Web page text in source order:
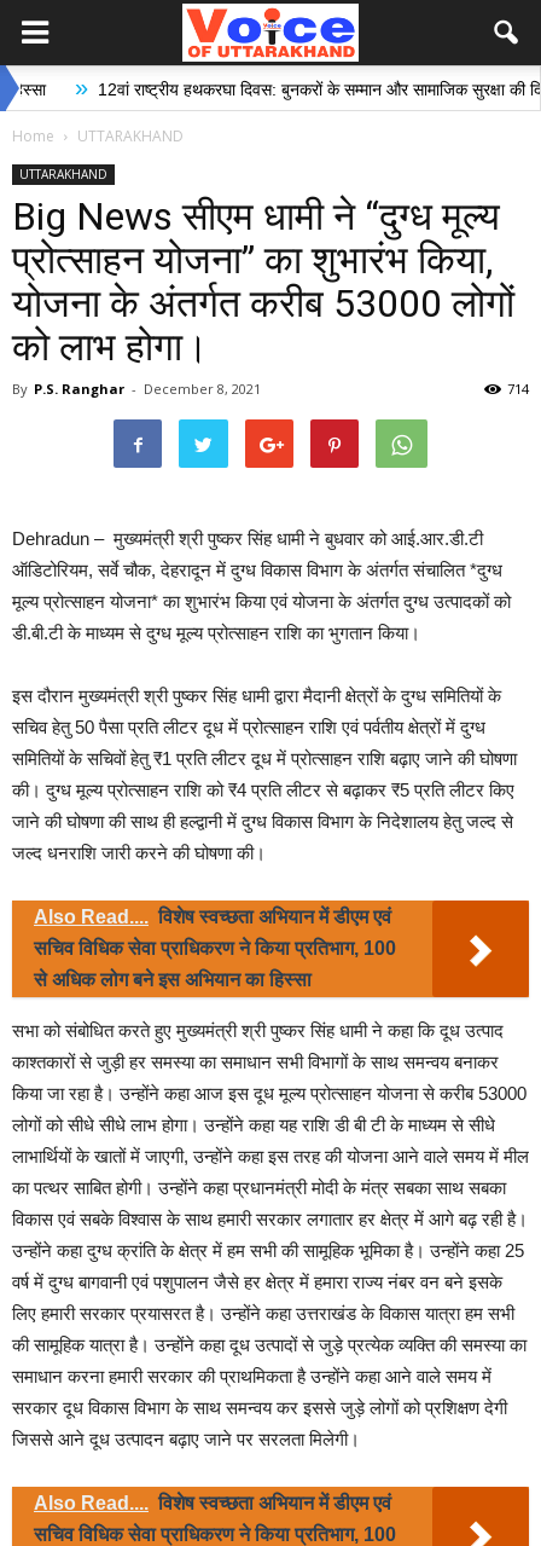
» 12वां राष्ट्रीय हथकरघा दिवस: बुनकरों के सम्मान और सामाजिक सुरक्षा की दिशा में
Home UTTARAKHAND
UTTARAKHAND
Big News सीएम धामी ने “दुग्ध मूल्य
प्रोत्साहन योजना” का शुभारंभ किया,
योजना के अंतर्गत करीब 53000 लोगों
को लाभ होगा।
By P.S. Ranghar - December 8, 2021 714
Dehradun – मुख्यमंत्री श्री पुष्कर सिंह धामी ने बुधवार को आई.आर.डी.टी
ऑडिटोरियम, सर्वे चौक, देहरादून में दुग्ध विकास विभाग के अंतर्गत संचालित *दुग्ध
मूल्य प्रोत्साहन योजना* का शुभारंभ किया एवं योजना के अंतर्गत दुग्ध उत्पादकों को
डी.बी.टी के माध्यम से दुग्ध मूल्य प्रोत्साहन राशि का भुगतान किया।
इस दौरान मुख्यमंत्री श्री पुष्कर सिंह धामी द्वारा मैदानी क्षेत्रों के दुग्ध समितियों के
सचिव हेतु 50 पैसा प्रति लीटर दूध में प्रोत्साहन राशि एवं पर्वतीय क्षेत्रों में दुग्ध
समितियों के सचिवों हेतु ₹1 प्रति लीटर दूध में प्रोत्साहन राशि बढ़ाए जाने की घोषणा
की। दुग्ध मूल्य प्रोत्साहन राशि को ₹4 प्रति लीटर से बढ़ाकर ₹5 प्रति लीटर किए
जाने की घोषणा की साथ ही हल्द्वानी में दुग्ध विकास विभाग के निदेशालय हेतु जल्द से
जल्द धनराशि जारी करने की घोषणा की।
Also Read.... विशेष स्वच्छता अभियान में डीएम एवं
सचिव विधिक सेवा प्राधिकरण ने किया प्रतिभाग, 100
से अधिक लोग बने इस अभियान का हिस्सा
सभा को संबोधित करते हुए मुख्यमंत्री श्री पुष्कर सिंह धामी ने कहा कि दूध उत्पाद
काश्तकारों से जुड़ी हर समस्या का समाधान सभी विभागों के साथ समन्वय बनाकर
किया जा रहा है। उन्होंने कहा आज इस दूध मूल्य प्रोत्साहन योजना से करीब 53000
लोगों को सीधे सीधे लाभ होगा। उन्होंने कहा यह राशि डी बी टी के माध्यम से सीधे
लाभार्थियों के खातों में जाएगी, उन्होंने कहा इस तरह की योजना आने वाले समय में मील
का पत्थर साबित होगी। उन्होंने कहा प्रधानमंत्री मोदी के मंत्र सबका साथ सबका
विकास एवं सबके विश्वास के साथ हमारी सरकार लगातार हर क्षेत्र में आगे बढ़ रही है।
उन्होंने कहा दुग्ध क्रांति के क्षेत्र में हम सभी की सामूहिक भूमिका है। उन्होंने कहा 25
वर्ष में दुग्ध बागवानी एवं पशुपालन जैसे हर क्षेत्र में हमारा राज्य नंबर वन बने इसके
लिए हमारी सरकार प्रयासरत है। उन्होंने कहा उत्तराखंड के विकास यात्रा हम सभी
की सामूहिक यात्रा है। उन्होंने कहा दूध उत्पादों से जुड़े प्रत्येक व्यक्ति की समस्या का
समाधान करना हमारी सरकार की प्राथमिकता है उन्होंने कहा आने वाले समय में
सरकार दूध विकास विभाग के साथ समन्वय कर इससे जुड़े लोगों को प्रशिक्षण देगी
जिससे आने दूध उत्पादन बढ़ाए जाने पर सरलता मिलेगी।
Also Read.... विशेष स्वच्छता अभियान में डीएम एवं
सचिव विधिक सेवा प्राधिकरण ने किया प्रतिभाग, 100